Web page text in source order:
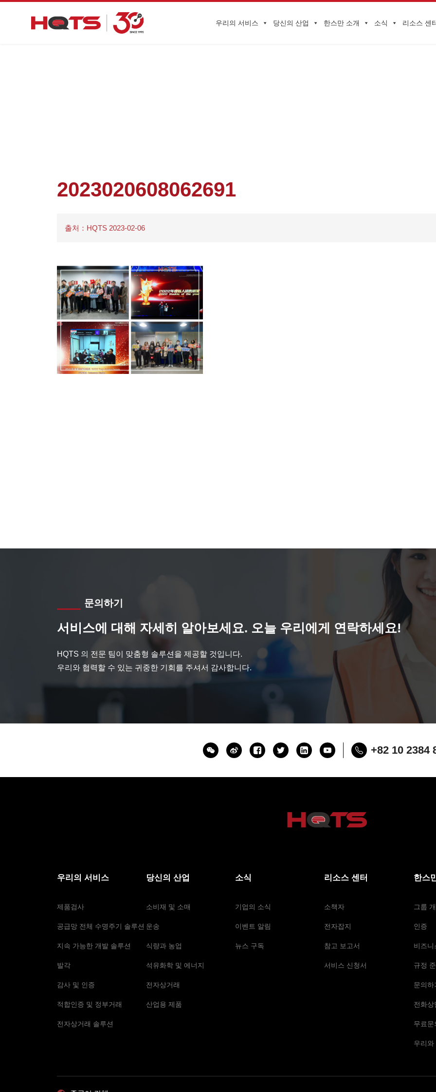
우리의 서비스 당신의 산업 한스만 소개 소식 리소스 센
2023020608062691
출처：HQTS 2023-02-06
문의하기
서비스에 대해 자세히 알아보세요. 오늘 우리에게 연락하세요!
HQTS 의 전문 팀이 맞춤형 솔루션을 제공할 것입니다.
우리와 협력할 수 있는 귀중한 기회를 주셔서 감사합니다.
+82 10 2384
우리의 서비스
제품검사
공급망 전체 수명주기 솔루션
지속 가능한 개발 솔루션
발각
감사 및 인증
적합인증 및 정부거래
전자상거래 솔루션
당신의 산업
소비재 및 소매
운송
식량과 농업
석유화학 및 에너지
전자상거래
산업용 제품
소식
기업의 소식
이벤트 알림
뉴스 구독
리소스 센터
소책자
전자잡지
참고 보고서
서비스 신청서
한스
그룹
인증
비즈니
규정
문의하
전화상
무료문
우리와